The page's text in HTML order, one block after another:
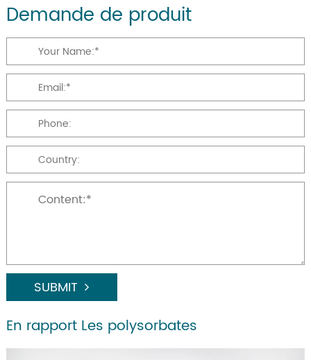
Demande de produit
SUBMIT
En rapport Les polysorbates